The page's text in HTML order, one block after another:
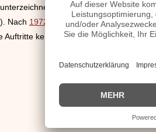
unterzeichnete Barbara bei der
). Nach 1972 zog sich Barbara Lynn in
Auftritte kehrte Barbara in dieser Zeit